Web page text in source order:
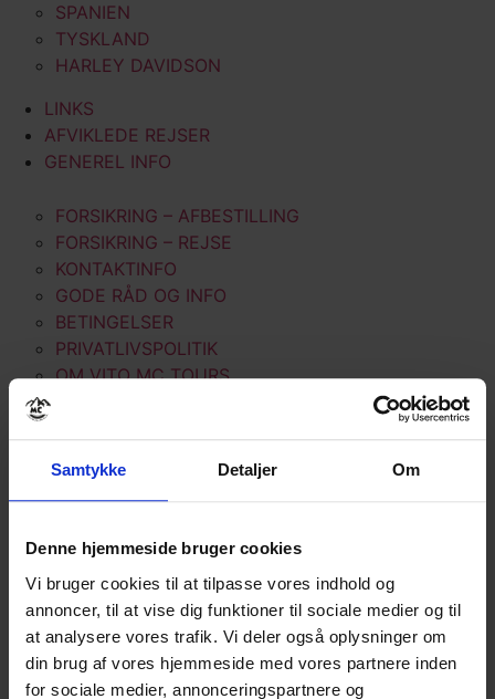
Samtykke Detaljer Om
Denne hjemmeside bruger cookies
Vi bruger cookies til at tilpasse vores indhold og
annoncer, til at vise dig funktioner til sociale medier og til
at analysere vores trafik. Vi deler også oplysninger om
din brug af vores hjemmeside med vores partnere inden
for sociale medier, annonceringspartnere og
SPANIEN
TYSKLAND
HARLEY DAVIDSON
LINKS
AFVIKLEDE REJSER
GENEREL INFO
FORSIKRING – AFBESTILLING
FORSIKRING – REJSE
KONTAKTINFO
GODE RÅD OG INFO
BETINGELSER
PRIVATLIVSPOLITIK
OM VITO MC TOURS
MC-REJSER
ALPERNE
DANMARK
IRLAND
MAROKKO
NEW ZEALAND
NORGE